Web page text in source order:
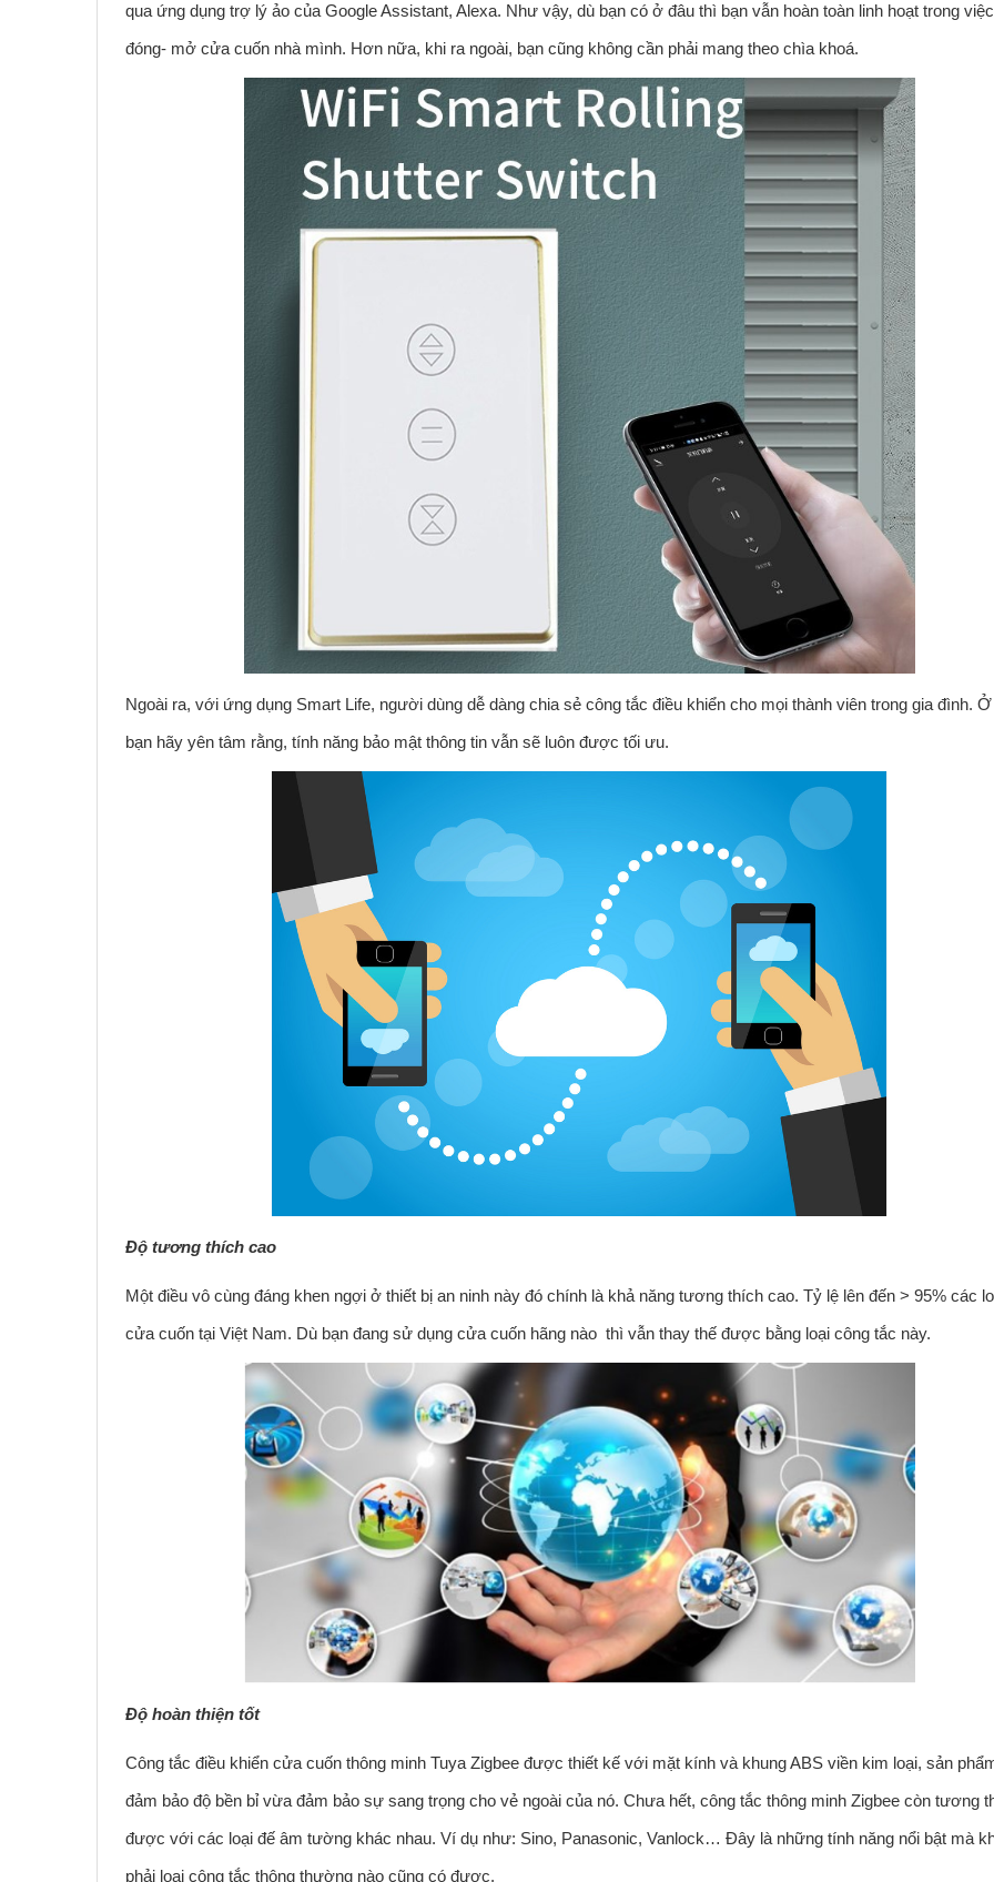
qua ứng dụng trợ lý ảo của Google Assistant, Alexa. Như vậy, dù bạn có ở đâu thì bạn vẫn hoàn toàn linh hoạt trong việc
đóng- mở cửa cuốn nhà mình. Hơn nữa, khi ra ngoài, bạn cũng không cần phải mang theo chìa khoá.
Ngoài ra, với ứng dụng Smart Life, người dùng dễ dàng chia sẻ công tắc điều khiển cho mọi thành viên trong gia đình.
bạn hãy yên tâm rằng, tính năng bảo mật thông tin vẫn sẽ luôn được tối ưu.
Độ tương thích cao
Một điều vô cùng đáng khen ngợi ở thiết bị an ninh này đó chính là khả năng tương thích cao. Tỷ lệ lên đến > 95% các
cửa cuốn tại Việt Nam. Dù bạn đang sử dụng cửa cuốn hãng nào thì vẫn thay thế được bằng loại công tắc này.
Độ hoàn thiện tốt
Công tắc điều khiển cửa cuốn thông minh Tuya Zigbee được thiết kế với mặt kính và khung ABS viền kim loại, sản
đảm bảo độ bền bỉ vừa đảm bảo sự sang trọng cho vẻ ngoài của nó. Chưa hết, công tắc thông minh Zigbee còn tương
được với các loại đế âm tường khác nhau. Ví dụ như: Sino, Panasonic, Vanlock… Đây là những tính năng nổi bật mà
phải loại công tắc thông thường nào cũng có được.